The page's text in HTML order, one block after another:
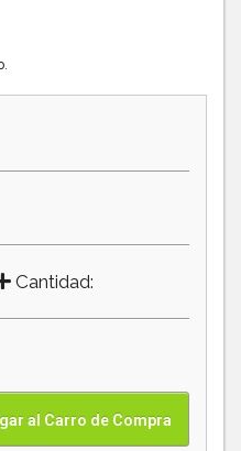
Cantidad: